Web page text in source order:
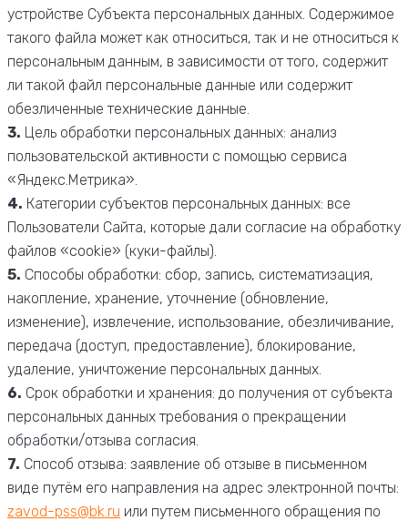
устройстве Субъекта персональных данных. Содержимое
такого файла может как относиться, так и не относиться к
персональным данным, в зависимости от того, содержит
ли такой файл персональные данные или содержит
обезличенные технические данные.
3. Цель обработки персональных данных: анализ
пользовательской активности с помощью сервиса
«Яндекс.Метрика».
4. Категории субъектов персональных данных: все
Пользователи Сайта, которые дали согласие на обработку
файлов «cookie» (куки-файлы).
5. Способы обработки: сбор, запись, систематизация,
накопление, хранение, уточнение (обновление,
изменение), извлечение, использование, обезличивание,
передача (доступ, предоставление), блокирование,
удаление, уничтожение персональных данных.
6. Срок обработки и хранения: до получения от субъекта
персональных данных требования о прекращении
обработки/отзыва согласия.
7. Способ отзыва: заявление об отзыве в письменном
виде путём его направления на адрес электронной почты:
zavod-pss@bk.ru или путем письменного обращения по